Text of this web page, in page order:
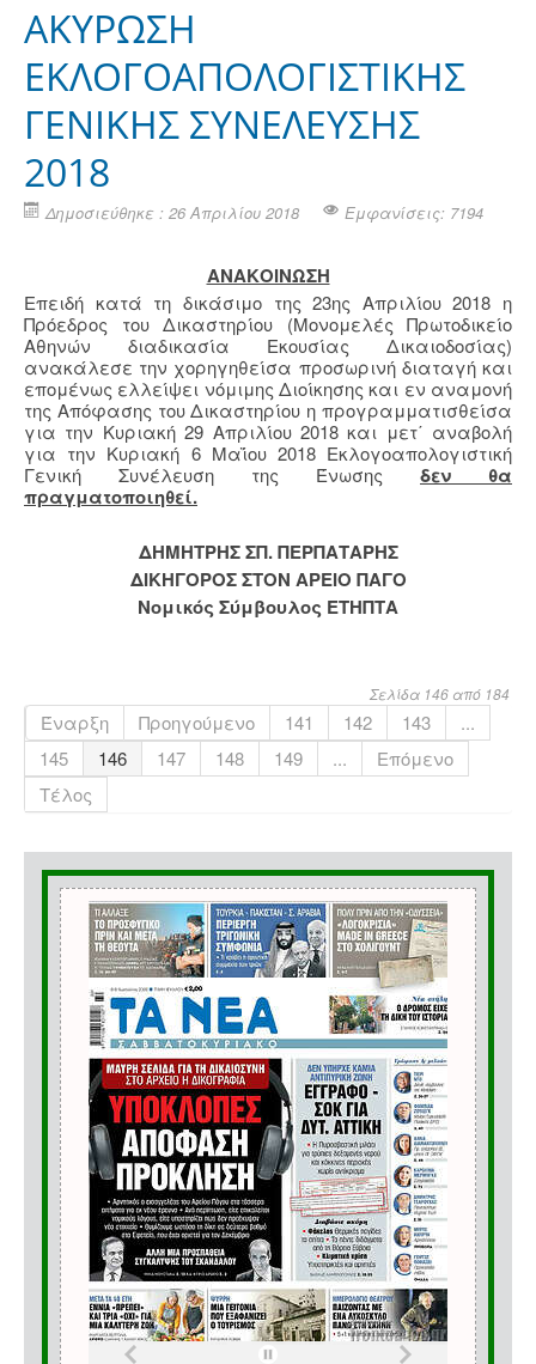
ΑΚΥΡΩΣΗ
ΕΚΛΟΓΟΑΠΟΛΟΓΙΣΤΙΚΗΣ
ΓΕΝΙΚΗΣ ΣΥΝΕΛΕΥΣΗΣ
2018
Δημοσιεύθηκε : 26 Απριλίου 2018 Εμφανίσεις: 7194
ΑΝΑΚΟΙΝΩΣΗ
Επειδή κατά τη δικάσιμο της 23ης Απριλίου 2018 η
Πρόεδρος του Δικαστηρίου (Μονομελές Πρωτοδικείο
Αθηνών διαδικασία Εκουσίας Δικαιοδοσίας)
ανακάλεσε την χορηγηθείσα προσωρινή διαταγή και
επομένως ελλείψει νόμιμης Διοίκησης και εν αναμονή
της Απόφασης του Δικαστηρίου η προγραμματισθείσα
για την Κυριακή 29 Απριλίου 2018 και μετ΄ αναβολή
για την Κυριακή 6 Μαΐου 2018 Εκλογοαπολογιστική
Γενική Συνέλευση της Ένωσης δεν θα
πραγματοποιηθεί.
ΔΗΜΗΤΡΗΣ ΣΠ. ΠΕΡΠΑΤΑΡΗΣ
ΔΙΚΗΓΟΡΟΣ ΣΤΟΝ ΑΡΕΙΟ ΠΑΓΟ
Νομικός Σύμβουλος ΕΤΗΠΤΑ
Σελίδα 146 από 184
Έναρξη Προηγούμενο 141 142 143
...
145
146 147 148 149 ...
Επόμενο
Τέλος